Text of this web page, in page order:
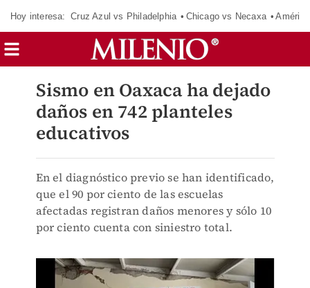
Hoy interesa: Cruz Azul vs Philadelphia Chicago vs Necaxa
Sismo en Oaxaca ha dejado
daños en 742 planteles
educativos
En el diagnóstico previo se han identificado,
que el 90 por ciento de las escuelas
afectadas registran daños menores y sólo 10
por ciento cuenta con siniestro total.